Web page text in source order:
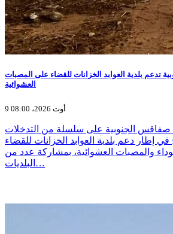
تدعم بلدية العوابد الخزانات للقضاء على المصبات
العشوائية
9 أوت 2026، 08:00
الجنوبية على سلسلة من التدخلات
في إطار دعم بلدية العوابد الخزانات للقضاء
والمصبات العشوائية، بمشاركة عدد من
البلديات…